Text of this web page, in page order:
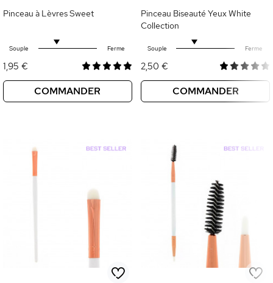
Pinceau à Lèvres Sweet
Souple Ferme
1,95 €
COMMANDER
Pinceau Biseauté Yeux White
Collection
Souple Ferme
2,50 €
COMMANDER